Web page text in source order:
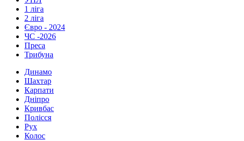
1 ліга
2 ліга
Євро - 2024
ЧС -2026
Преса
Трибуна
Динамо
Шахтар
Карпати
Дніпро
Кривбас
Полісся
Рух
Колос